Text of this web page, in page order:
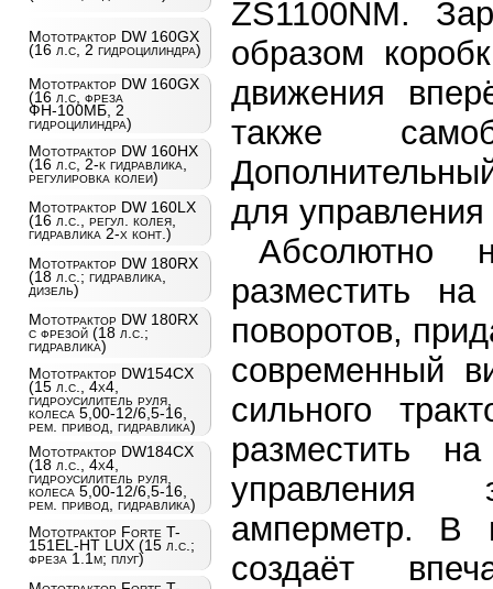
Мототрактор DW 160GX
(16 л.с, 2 гидроцилиндра)
Мототрактор DW 160GX
(16 л.с, фреза
ФН-100МБ, 2
гидроцилиндра)
Мототрактор DW 160HX
(16 л.с, 2-к гидравлика,
регулировка колеи)
Мототрактор DW 160LX
(16 л.с., регул. колея,
гидравлика 2-х конт.)
Мототрактор DW 180RX
(18 л.с.; гидравлика,
дизель)
Мототрактор DW 180RX
с фрезой (18 л.с.;
гидравлика)
Мототрактор DW154CX
(15 л.с., 4х4,
гидроусилитель руля,
колеса 5,00-12/6,5-16,
рем. привод, гидравлика)
Мототрактор DW184CX
(18 л.с., 4х4,
гидроусилитель руля,
колеса 5,00-12/6,5-16,
рем. привод, гидравлика)
Мототрактор Forte T-
151EL-HT LUX (15 л.с.;
фреза 1.1м; плуг)
ZS1100NM.
образом
движения
также
для
Абсолютно
разместить
поворотов,
современный
сильного
разместить
управления
амперметр. В
создаёт